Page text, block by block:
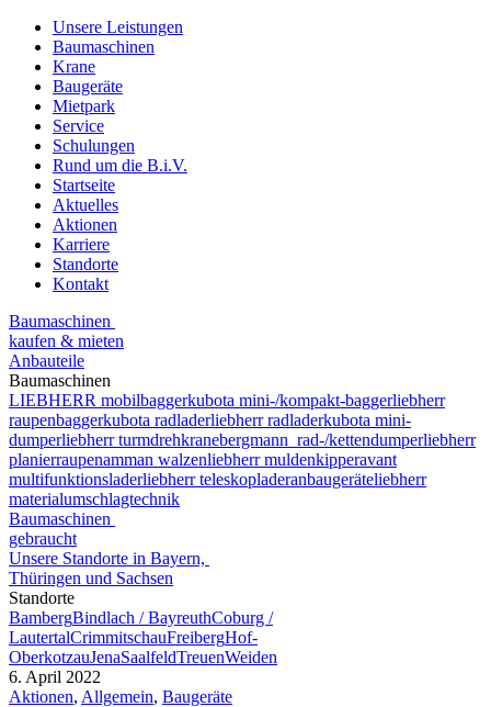
Unsere Leistungen
Baumaschinen
Krane
Baugeräte
Mietpark
Service
Schulungen
Rund um die B.i.V.
Startseite
Aktuelles
Aktionen
Karriere
Standorte
Kontakt
Baumaschinen
kaufen & mieten
Anbauteile
Baumaschinen
LIEBHERR mobilbaggerkubota mini-/kompakt-baggerliebherr
raupenbaggerkubota radladerliebherr radladerkubota mini-
dumperliebherr turmdrehkranebergmann rad-/kettendumperliebherr
planierraupenamman walzenliebherr muldenkipperavant
multifunktionsladerliebherr teleskopladeranbaugeräteliebherr
materialumschlagtechnik
Baumaschinen
gebraucht
Unsere Standorte in Bayern,
Thüringen und Sachsen
Standorte
BambergBindlach / BayreuthCoburg /
LautertalCrimmitschauFreibergHof-
OberkotzauJenaSaalfeldTreuenWeiden
6. April 2022
Aktionen, Allgemein, Baugeräte